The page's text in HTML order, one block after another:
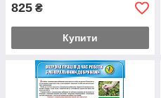
825 ₴
Купити